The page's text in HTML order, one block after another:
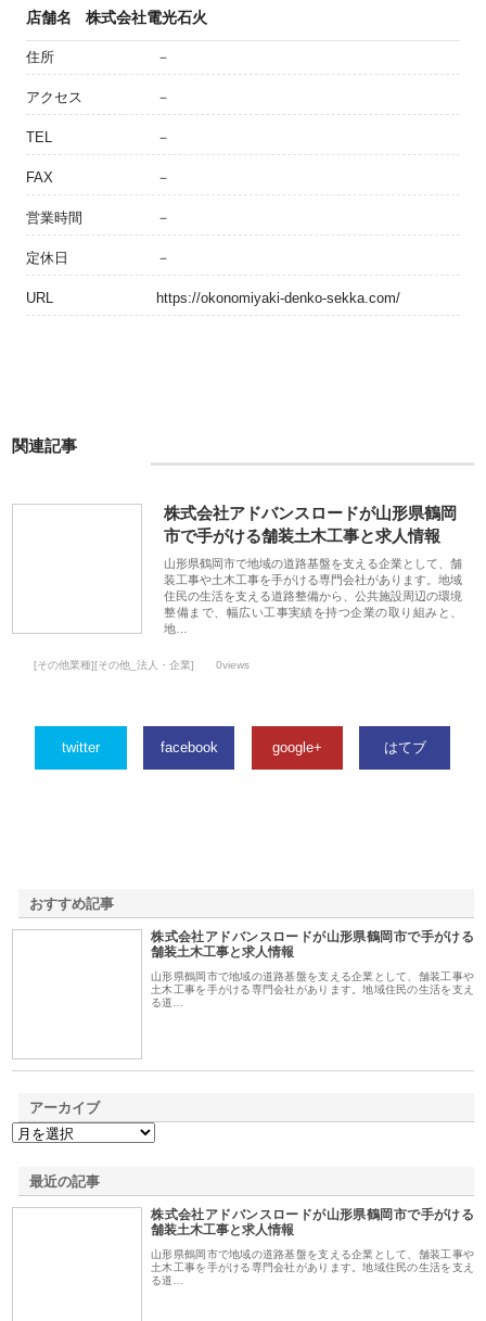
店舗名 株式会社電光石火
住所 －
アクセス －
TEL －
FAX －
営業時間 －
定休日 －
URL https://okonomiyaki-denko-sekka.com/
関連記事
株式会社アドバンスロードが山形県鶴岡
市で手がける舗装土木工事と求人情報
山形県鶴岡市で地域の道路基盤を支える企業として、舗
装工事や土木工事を手がける専門会社があります。地域
住民の生活を支える道路整備から、公共施設周辺の環境
整備まで、幅広い工事実績を持つ企業の取り組みと、
地…
[その他業種][その他_法人・企業] 0views
twitter facebook google+ はてブ
おすすめ記事
株式会社アドバンスロードが山形県鶴岡市で手がける
舗装土木工事と求人情報
山形県鶴岡市で地域の道路基盤を支える企業として、舗装工事や
土木工事を手がける専門会社があります。地域住民の生活を支え
る道…
アーカイブ
最近の記事
株式会社アドバンスロードが山形県鶴岡市で手がける
舗装土木工事と求人情報
山形県鶴岡市で地域の道路基盤を支える企業として、舗装工事や
土木工事を手がける専門会社があります。地域住民の生活を支え
る道…